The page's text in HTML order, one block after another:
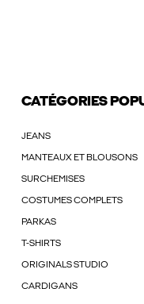
CATÉGORIES
JEANS
MANTEAUX ET BLOUSONS
SURCHEMISES
COSTUMES COMPLETS
PARKAS
T-SHIRTS
ORIGINALS STUDIO
CARDIGANS